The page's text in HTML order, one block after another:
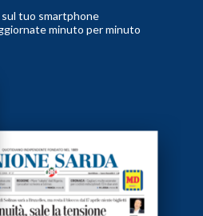
tuo smartphone
minuto per minuto